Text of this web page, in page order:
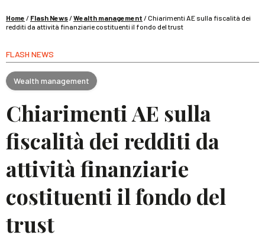
Home / Flash News/Wealth management /Chiarimenti AE sulla fiscalità dei
redditi da attività finanziarie costituenti il fondo del trust
FLASH NEWS
Wealth management
Chiarimenti AE sulla
fiscalità dei redditi da
attività finanziarie
costituenti il fondo del
trust